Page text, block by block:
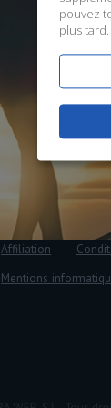
Affiliation
Mentions
pouvez
plus tard.